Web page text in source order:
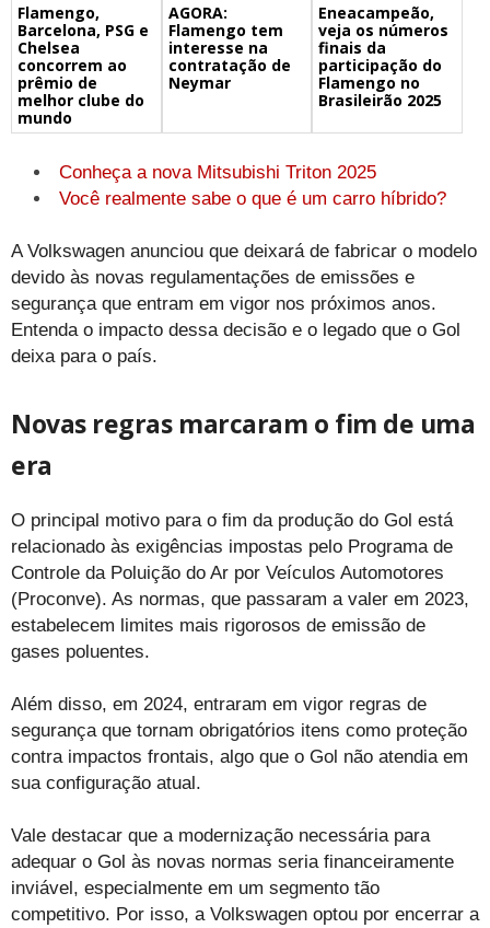
Flamengo,
Barcelona, PSG e
Chelsea
concorrem ao
prêmio de
melhor clube do
mundo
AGORA:
Flamengo tem
interesse na
contratação de
Neymar
Eneacampeão,
veja os números
finais da
participação do
Flamengo no
Brasileirão 2025
Conheça a nova Mitsubishi Triton 2025
Você realmente sabe o que é um carro híbrido?
A Volkswagen anunciou que deixará de fabricar o modelo
devido às novas regulamentações de emissões e
segurança que entram em vigor nos próximos anos.
Entenda o impacto dessa decisão e o legado que o Gol
deixa para o país.
Novas regras marcaram o fim de uma
era
O principal motivo para o fim da produção do Gol está
relacionado às exigências impostas pelo Programa de
Controle da Poluição do Ar por Veículos Automotores
(Proconve). As normas, que passaram a valer em 2023,
estabelecem limites mais rigorosos de emissão de
gases poluentes.
Além disso, em 2024, entraram em vigor regras de
segurança que tornam obrigatórios itens como proteção
contra impactos frontais, algo que o Gol não atendia em
sua configuração atual.
Vale destacar que a modernização necessária para
adequar o Gol às novas normas seria financeiramente
inviável, especialmente em um segmento tão
competitivo. Por isso, a Volkswagen optou por encerrar a